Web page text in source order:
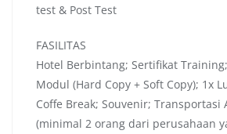
test & Post Test
FASILITAS
Hotel Berbintang; Sertifikat
Modul (Hard Copy + Soft Copy); 1x
Coffe Break; Souvenir; Transportasi
(minimal 2 orang dari perusahaan